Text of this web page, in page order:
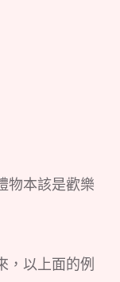
物本該是歡樂
，以上面的例